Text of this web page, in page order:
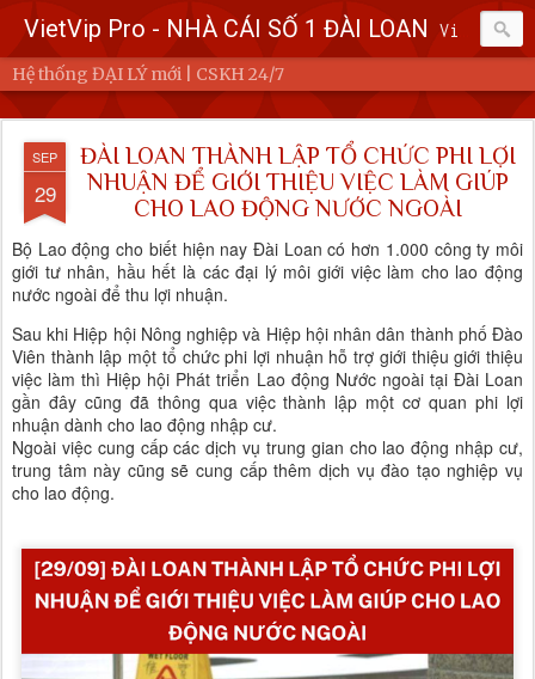
VietVip Pro - NHÀ CÁI SỐ 1 ĐÀI LOAN Vietvip Pro Sân chơi cá cược nhà cái hàng đầu Đài Loan. Vietvip Pro phát hành hơn 600 game cược khác nhau. Nạp tiền tại 7-Eleven, Family Mart, Okmart, Hilife, ATM. Rút tiền 24h không giới hạn. Uy tín khi bao rút, miễn phí 60kuai phí rút tiền. Hệ thống khuyến mãi cho cả hội viên mới và hội viên cũ, cskh 1:1 24/7.
Hệ thống ĐẠI LÝ mới | CSKH 24/7
SEP
29
ĐÀI LOAN THÀNH LẬP TỔ CHỨC PHI LỢI
NHUẬN ĐỂ GIỚI THIỆU VIỆC LÀM GIÚP
CHO LAO ĐỘNG NƯỚC NGOÀI
Bộ Lao động cho biết hiện nay Đài Loan có hơn 1.000 công ty môi
giới tư nhân, hầu hết là các đại lý môi giới việc làm cho lao động
nước ngoài để thu lợi nhuận.
Sau khi Hiệp hội Nông nghiệp và Hiệp hội nhân dân thành phố Đào
Viên thành lập một tổ chức phi lợi nhuận hỗ trợ giới thiệu giới thiệu
việc làm thì Hiệp hội Phát triển Lao động Nước ngoài tại Đài Loan
gần đây cũng đã thông qua việc thành lập một cơ quan phi lợi
nhuận dành cho lao động nhập cư.
Ngoài việc cung cấp các dịch vụ trung gian cho lao động nhập cư,
trung tâm này cũng sẽ cung cấp thêm dịch vụ đào tạo nghiệp vụ
cho lao động.